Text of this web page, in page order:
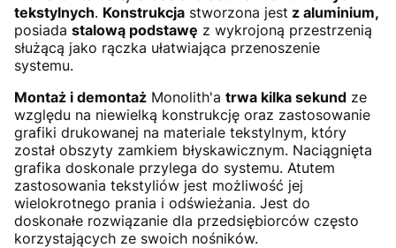
tekstylnych. Konstrukcja stworzona jest z aluminium,
posiada stalową podstawę z wykrojoną przestrzenią
służącą jako rączka ułatwiająca przenoszenie
systemu.
Montaż i demontaż Monolith'a trwa kilka sekund ze
względu na niewielką konstrukcję oraz zastosowanie
grafiki drukowanej na materiale tekstylnym, który
został obszyty zamkiem błyskawicznym. Naciągnięta
grafika doskonale przylega do systemu. Atutem
zastosowania tekstyliów jest możliwość jej
wielokrotnego prania i odświeżania. Jest do
doskonałe rozwiązanie dla przedsiębiorców często
korzystających ze swoich nośników.